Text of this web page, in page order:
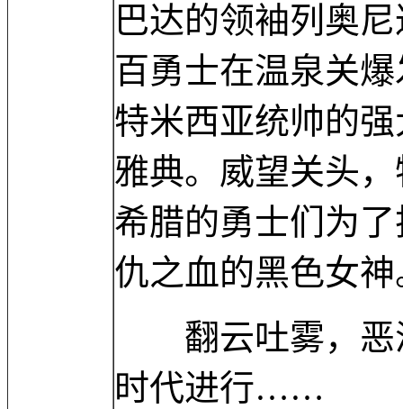
巴达的领袖列奥
百勇士在温泉关
特米西亚统帅的
雅典。威望关头
希腊的勇士们为
仇之血的黑色女神
翻云吐雾，恶
时代进行……